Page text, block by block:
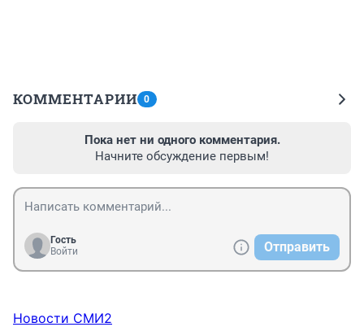
КОММЕНТАРИИ 0
Пока нет ни одного комментария.
Начните обсуждение первым!
Гость
Войти
Отправить
Новости СМИ2